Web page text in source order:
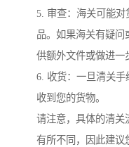
5. 审查：海关可能
品。如果海关有疑问
供额外文件或做进一
6. 收货：一旦清关
收到您的货物。
请注意，具体的清关
有所不同，因此建议